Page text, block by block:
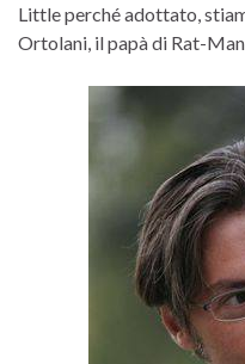
Little perché adottato,
Ortolani, il papà di Rat-Man.